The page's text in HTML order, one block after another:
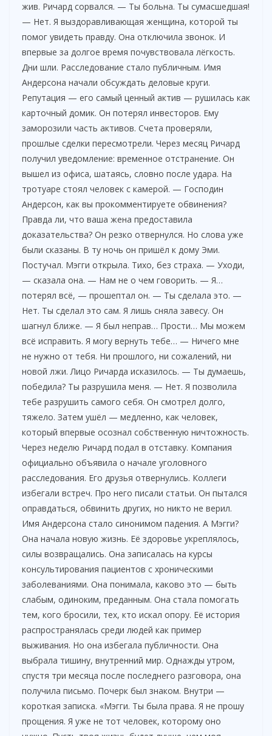
жив. Ричард сорвался. — Ты больна. Ты сумасшедшая!
— Нет. Я выздоравливающая женщина, которой ты
помог увидеть правду. Она отключила звонок. И
впервые за долгое время почувствовала лёгкость.
Дни шли. Расследование стало публичным. Имя
Андерсона начали обсуждать деловые круги.
Репутация — его самый ценный актив — рушилась как
карточный домик. Он потерял инвесторов. Ему
заморозили часть активов. Счета проверяли,
прошлые сделки пересмотрели. Через месяц Ричард
получил уведомление: временное отстранение. Он
вышел из офиса, шатаясь, словно после удара. На
тротуаре стоял человек с камерой. — Господин
Андерсон, как вы прокомментируете обвинения?
Правда ли, что ваша жена предоставила
доказательства? Он резко отвернулся. Но слова уже
были сказаны. В ту ночь он пришёл к дому Эми.
Постучал. Мэгги открыла. Тихо, без страха. — Уходи,
— сказала она. — Нам не о чем говорить. — Я…
потерял всё, — прошептал он. — Ты сделала это. —
Нет. Ты сделал это сам. Я лишь сняла завесу. Он
шагнул ближе. — Я был неправ… Прости… Мы можем
всё исправить. Я могу вернуть тебе… — Ничего мне
не нужно от тебя. Ни прошлого, ни сожалений, ни
новой лжи. Лицо Ричарда исказилось. — Ты думаешь,
победила? Ты разрушила меня. — Нет. Я позволила
тебе разрушить самого себя. Он смотрел долго,
тяжело. Затем ушёл — медленно, как человек,
который впервые осознал собственную ничтожность.
Через неделю Ричард подал в отставку. Компания
официально объявила о начале уголовного
расследования. Его друзья отвернулись. Коллеги
избегали встреч. Про него писали статьи. Он пытался
оправдаться, обвинить других, но никто не верил.
Имя Андерсона стало синонимом падения. А Мэгги?
Она начала новую жизнь. Её здоровье укреплялось,
силы возвращались. Она записалась на курсы
консультирования пациентов с хроническими
заболеваниями. Она понимала, каково это — быть
слабым, одиноким, преданным. Она стала помогать
тем, кого бросили, тех, кто искал опору. Её история
распространялась среди людей как пример
выживания. Но она избегала публичности. Она
выбрала тишину, внутренний мир. Однажды утром,
спустя три месяца после последнего разговора, она
получила письмо. Почерк был знаком. Внутри —
короткая записка. «Мэгги. Ты была права. Я не прошу
прощения. Я уже не тот человек, которому оно